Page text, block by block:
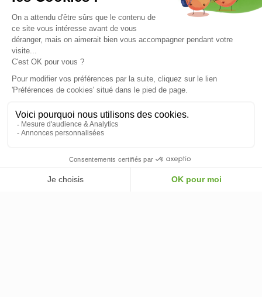
NOTRE SERVICE APRÈS VENTE
NOS PARTENAIRES OFFICIELS
INFORMATIONS
VOTRE COMPTE
© 2026 - ClimOnline - Tous droits réservés